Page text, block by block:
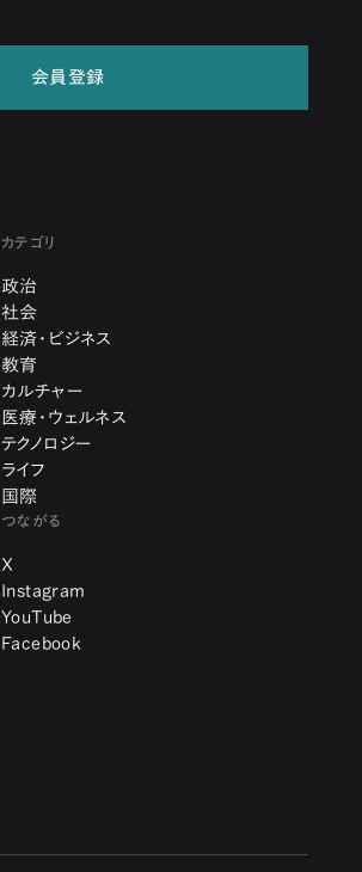
会員登録
カテゴリ
政治
社会
経済・ビジネス
教育
カルチャー
医療・ウェルネス
テクノロジー
ライフ
国際
つながる
X
Instagram
YouTube
Facebook